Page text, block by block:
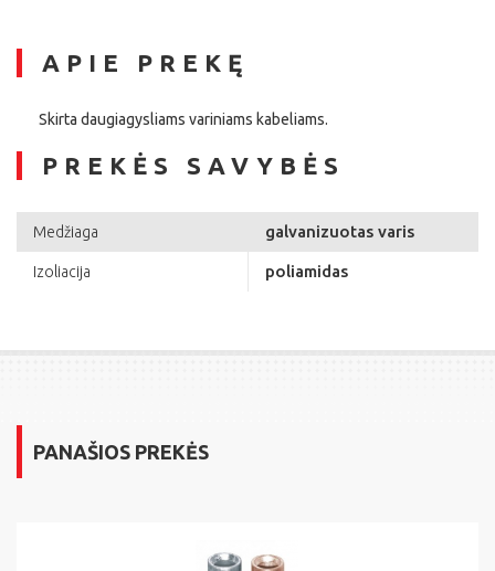
APIE PREKĘ
Skirta daugiagysliams variniams kabeliams.
PREKĖS SAVYBĖS
Medžiaga galvanizuotas varis
Izoliacija poliamidas
PANAŠIOS PREKĖS